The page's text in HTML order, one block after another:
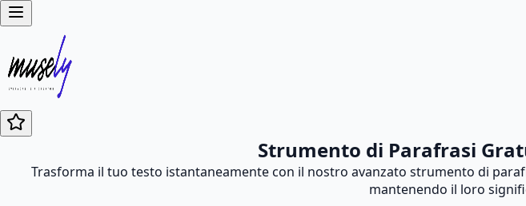
Strumento di Parafrasi
Trasforma il tuo testo istantaneamente con il nostro avanzato strumento di
mantenendo il loro